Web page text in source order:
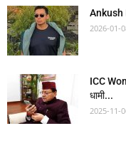
Ankush
2026-01-
ICC
धामी...
2025-11-